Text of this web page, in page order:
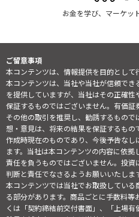
お金を学び、マーケッ
ご留意事項
本コンテンツは、情報提供を目的として
本コンテンツは、当社や当社が信頼で
を提供していますが、当社はその正確
保証するものではございません。有価証
その他の取引を推奨し、勧誘するもの
想・意見は、将来の結果を保証するも
作成時現在のものであり、今後予告な
ます。当社は本コンテンツの内容に依
責任を負うものではございません。投
判断と責任でなさるようお願いいたしま
本コンテンツでは当社でお取扱してい
る部分があります。商品ごとに手数料
くは「契約締結前交付書面」、「上場